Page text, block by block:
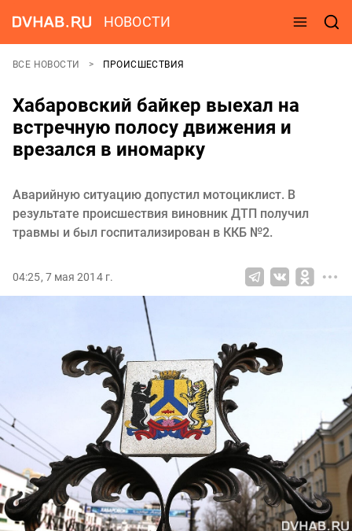
НОВОСТИ
ВСЕ НОВОСТИ ПРОИСШЕСТВИЯ
Хабаровский байкер выехал на
встречную полосу движения и
врезался в иномарку
Аварийную ситуацию допустил мотоциклист. В
результате происшествия виновник ДТП получил
травмы и был госпитализирован в ККБ №2.
04:25, 7 мая 2014 г.